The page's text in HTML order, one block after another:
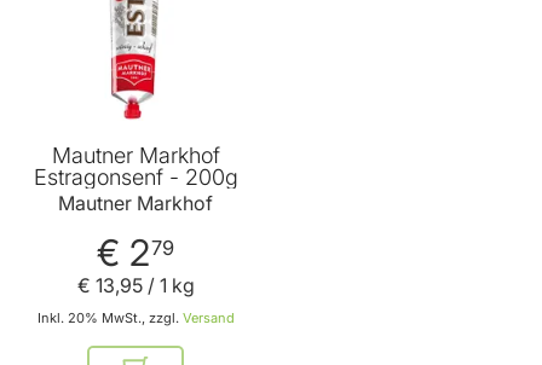
Mautner Markhof
Estragonsenf - 200g
Mautner Markhof
€ 279
Inkl. 20% MwSt., zzgl. Versand
€ 13,95/ 1 kg